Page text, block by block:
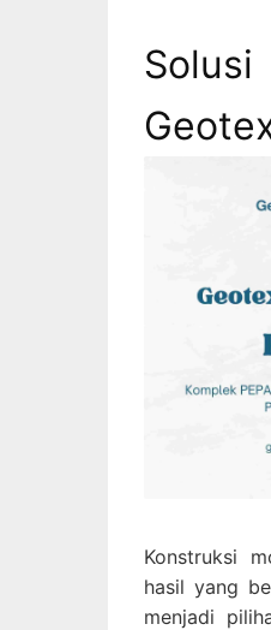
Konstruksi
hasil yang
menjadi